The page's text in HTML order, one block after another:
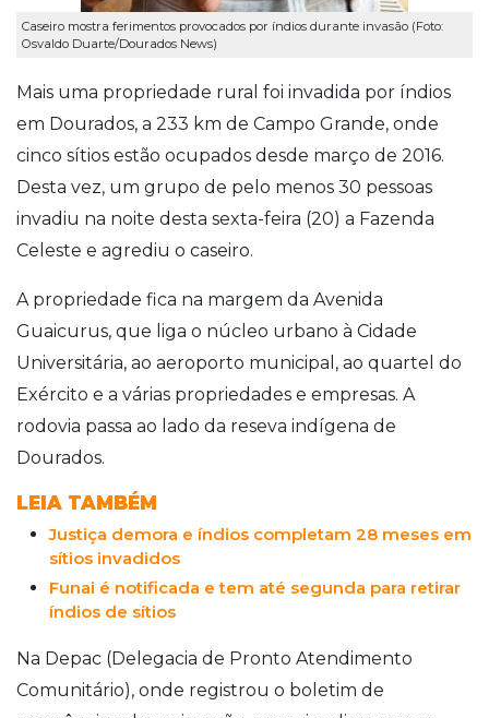
Caseiro mostra ferimentos provocados por índios durante invasão (Foto:
Osvaldo Duarte/Dourados News)
Mais uma propriedade rural foi invadida por índios
em Dourados, a 233 km de Campo Grande, onde
cinco sítios estão ocupados desde março de 2016.
Desta vez, um grupo de pelo menos 30 pessoas
invadiu na noite desta sexta-feira (20) a Fazenda
Celeste e agrediu o caseiro.
A propriedade fica na margem da Avenida
Guaicurus, que liga o núcleo urbano à Cidade
Universitária, ao aeroporto municipal, ao quartel do
Exército e a várias propriedades e empresas. A
rodovia passa ao lado da reseva indígena de
Dourados.
LEIA TAMBÉM
Justiça demora e índios completam 28 meses em
sítios invadidos
Funai é notificada e tem até segunda para retirar
índios de sítios
Na Depac (Delegacia de Pronto Atendimento
Comunitário), onde registrou o boletim de